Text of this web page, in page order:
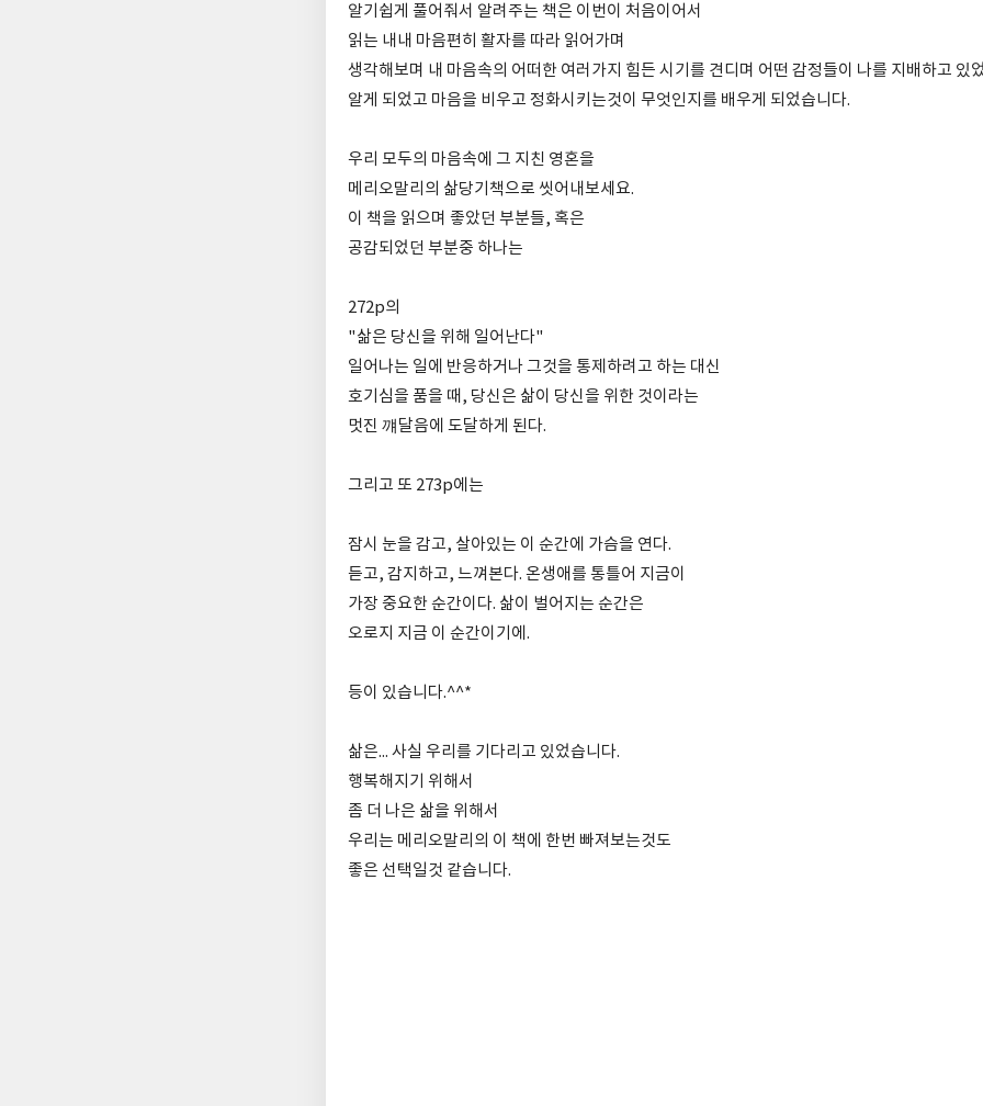
알기쉽게 풀어줘서 알려주는 책은 이번이 처음이어서
읽는 내내 마음편히 활자를 따라 읽어가며
생각해보며 내 마음속의 어떠한 여러가지 힘든 시기를 견디며 어떤 감정들이 나를 지배하고 있
알게 되었고 마음을 비우고 정화시키는것이 무엇인지를 배우게 되었습니다.
우리 모두의 마음속에 그 지친 영혼을
메리오말리의 삶당기책으로 씻어내보세요.
이 책을 읽으며 좋았던 부분들, 혹은
공감되었던 부분중 하나는
272p의
"삶은 당신을 위해 일어난다"
일어나는 일에 반응하거나 그것을 통제하려고 하는 대신
호기심을 품을 때, 당신은 삶이 당신을 위한 것이라는
멋진 꺠달음에 도달하게 된다.
그리고 또 273p에는
잠시 눈을 감고, 살아있는 이 순간에 가슴을 연다.
듣고, 감지하고, 느껴본다. 온생애를 통틀어 지금이
가장 중요한 순간이다. 삶이 벌어지는 순간은
오로지 지금 이 순간이기에.
등이 있습니다.^^*
삶은... 사실 우리를 기다리고 있었습니다.
행복해지기 위해서
좀 더 나은 삶을 위해서
우리는 메리오말리의 이 책에 한번 빠져보는것도
좋은 선택일것 같습니다.